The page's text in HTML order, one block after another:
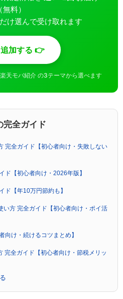
（無料）
け選んで受け取れます
加する 👉
天モバ紹介 の3テーマから選べます
完全ガイド
完全ガイド【初心者向け・失敗しない
ド【初心者向け・2026年版】
ド【年10万円節約も】
方 完全ガイド【初心者向け・ポイ活
け・続けるコツまとめ】
全ガイド【初心者向け・節税メリッ